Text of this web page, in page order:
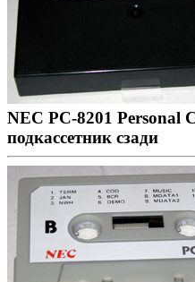
NEC PC-8201 Personal
подкассетник сзади